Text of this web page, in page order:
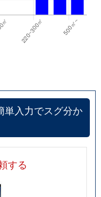
単入力でスグ分か
する